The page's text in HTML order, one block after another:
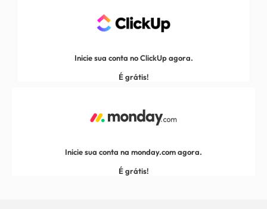
Inicie sua conta no ClickUp agora.
É grátis!
Inicie sua conta na monday.com agora.
É grátis!